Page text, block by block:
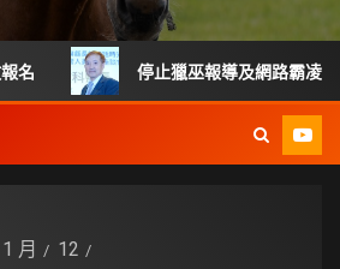
停止獵巫報導及網路霸凌 每起詐
1 月
12